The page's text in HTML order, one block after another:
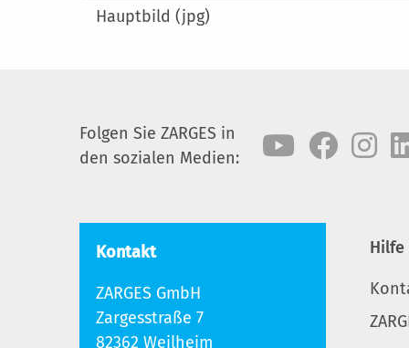
Hauptbild (jpg)
Folgen Sie ZARGES in
den sozialen Medien:
Kontakt
ZARGES GmbH
Zargesstraße 7
82362 Weilheim
Hilfe